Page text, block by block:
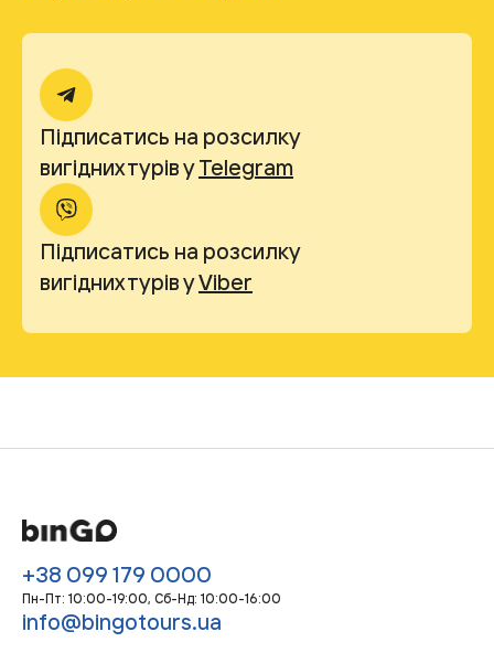
Підписатись на розсилку
вигідних турів уTelegram
Підписатись на розсилку
вигідних турів уViber
+38 099 179 0000
Пн-Пт: 10:00-19:00, Сб-Нд: 10:00-16:00
info@bingotours.ua